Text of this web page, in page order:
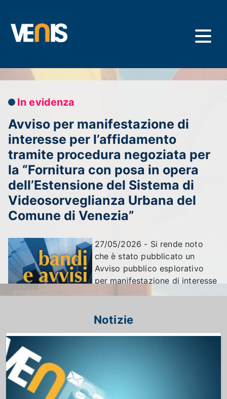
contenuto
principale
In evidenza
Avviso per manifestazione di
interesse per l’affidamento
tramite procedura negoziata per
la “Fornitura con posa in opera
dell’Estensione del Sistema di
Videosorveglianza Urbana del
Comune di Venezia”
27/05/2026 - Si rende noto
che è stato pubblicato un
Avviso pubblico esplorativo
per manifestazione di interesse
l’affidamento tramite procedura negoziata per la
Sistema di Videosorveglianza Urbana del Comune di
Venezia” L'avviso è disponibile sulla piattaforma
acquisti Venis al ...
Notizie